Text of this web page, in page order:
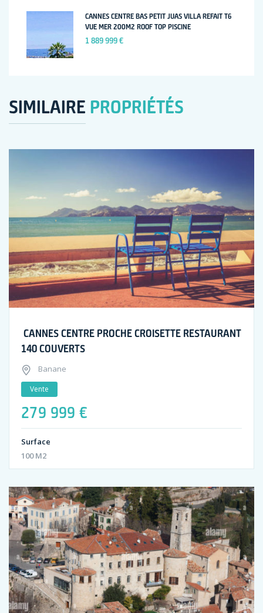
CANNES CENTRE BAS PETIT JUAS VILLA REFAIT T6
VUE MER 200M2 ROOF TOP PISCINE
1 889 999 €
SIMILAIRE PROPRIÉTÉS
CANNES CENTRE PROCHE CROISETTE RESTAURANT
140 COUVERTS
Banane
Vente
279 999 €
Surface
100 M2